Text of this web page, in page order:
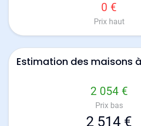
0 €
Prix haut
Estimation des maisons
2 054 €
Prix bas
2 514 €